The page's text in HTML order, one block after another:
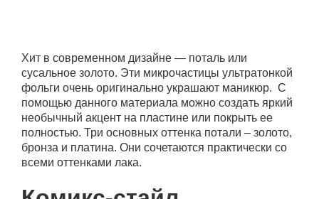
Хит в современном дизайне — поталь или
сусальное золото. Эти микрочастицы ультратонкой
фольги очень оригинально украшают маникюр. С
помощью данного материала можно создать яркий
необычный акцент на пластине или покрыть ее
полностью. Три основных оттенка потали – золото,
бронза и платина. Они сочетаются практически со
всеми оттенками лака.